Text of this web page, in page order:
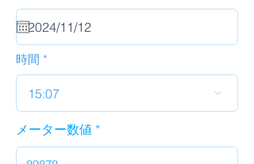
u
i
d
時間
15:07
メーター数値